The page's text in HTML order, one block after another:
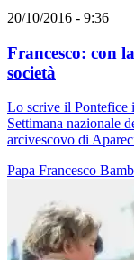
20/10/2016 - 9:36
Francesco: con
società
Lo scrive il Pontefice
Settimana nazionale
arcivescovo di
Papa Francesco